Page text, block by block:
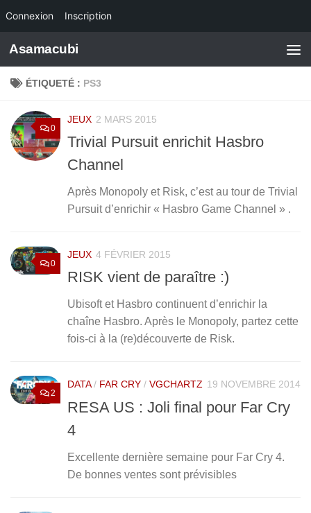
Connexion Inscription
Skip to content
Asamacubi
ÉTIQUETÉ : PS3
0
JEUX 2 MARS 2015
Trivial Pursuit enrichit Hasbro
Channel
Après Monopoly et Risk, c’est au tour de Trivial
Pursuit d’enrichir « Hasbro Game Channel » .
0
JEUX 4 FÉVRIER 2015
RISK vient de paraître :)
Ubisoft et Hasbro continuent d’enrichir la
chaîne Hasbro. Après le Monopoly, partez cette
fois-ci à la (re)découverte de Risk.
2
DATA/ FAR CRY / VGCHARTZ 19 NOVEMBRE 2014
RESA US : Joli final pour Far Cry
4
Excellente dernière semaine pour Far Cry 4.
De bonnes ventes sont prévisibles